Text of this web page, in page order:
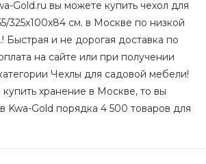
Gold.ru вы можете купить чехол для
325x100x84 см. в Москве по низкой
Быстрая и не дорогая доставка по
на сайте или при получении
Чехлы для садовой мебели!
хранение в Москве, то вы
Kwa-Gold порядка 4 500 товаров для